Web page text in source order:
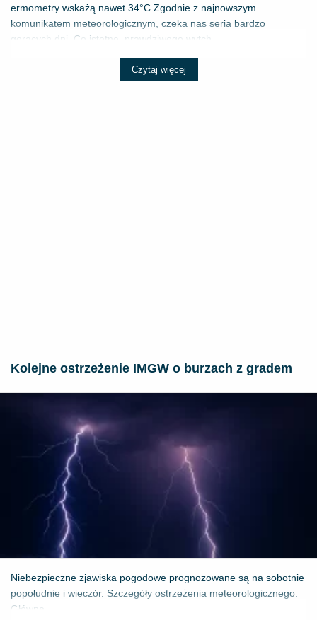
ermometry wskażą nawet 34°C Zgodnie z najnowszym
komunikatem meteorologicznym, czeka nas seria bardzo
gorących dni. Co istotne, prawdziwego wytch...
Czytaj więcej
Kolejne ostrzeżenie IMGW o burzach z gradem
Niebezpieczne zjawiska pogodowe prognozowane są na sobotnie
popołudnie i wieczór. Szczegóły ostrzeżenia meteorologicznego:
Główne ...